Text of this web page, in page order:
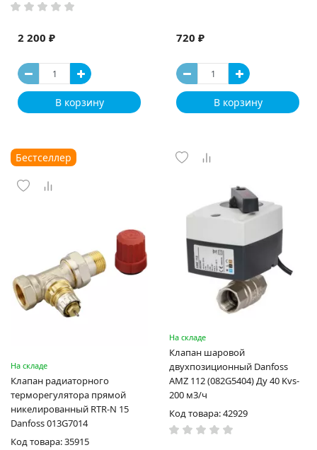
2 200 ₽
В корзину
720 ₽
В корзину
Бестселлер
На складе
Клапан радиаторного
терморегулятора прямой
никелированный RTR-N 15
Danfoss 013G7014
Код товара: 35915
На складе
Клапан шаровой
двухпозиционный Danfoss
AMZ 112 (082G5404) Ду 40 Kvs-
200 м3/ч
Код товара: 42929